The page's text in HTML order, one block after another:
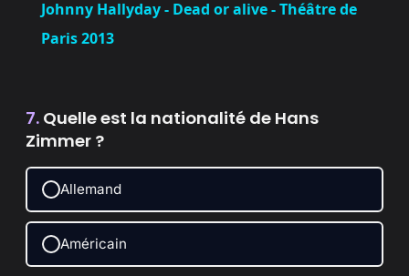
i
d
Johnny Hallyday - Dead or alive - Théâtre de
Paris 2013
7. Quelle est la nationalité de Hans
Zimmer ?
Allemand
Américain